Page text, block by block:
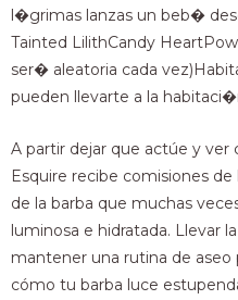
l�grimas lanzas un beb�
Tainted LilithCandy
ser� aleatoria cada
pueden llevarte a la
A partir dejar que actúe y ver
Esquire recibe comisiones
de la barba que muchas
luminosa e hidratada. Llevar
mantener una rutina de aseo
cómo tu barba luce